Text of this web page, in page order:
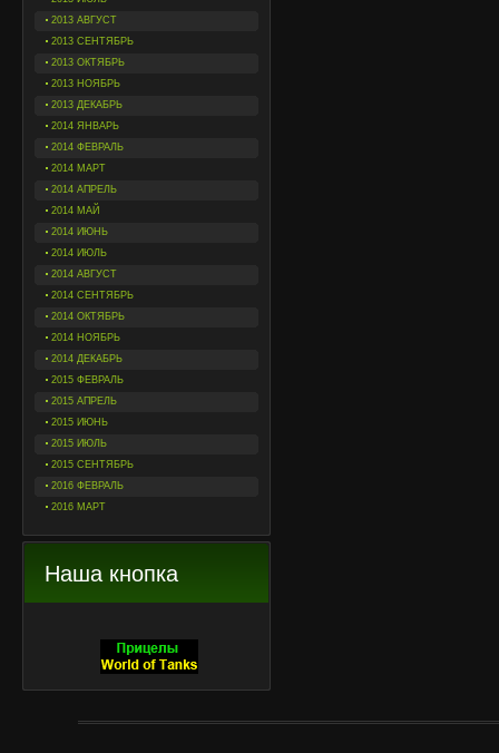
2013 АВГУСТ
2013 СЕНТЯБРЬ
2013 ОКТЯБРЬ
2013 НОЯБРЬ
2013 ДЕКАБРЬ
2014 ЯНВАРЬ
2014 ФЕВРАЛЬ
2014 МАРТ
2014 АПРЕЛЬ
2014 МАЙ
2014 ИЮНЬ
2014 ИЮЛЬ
2014 АВГУСТ
2014 СЕНТЯБРЬ
2014 ОКТЯБРЬ
2014 НОЯБРЬ
2014 ДЕКАБРЬ
2015 ФЕВРАЛЬ
2015 АПРЕЛЬ
2015 ИЮНЬ
2015 ИЮЛЬ
2015 СЕНТЯБРЬ
2016 ФЕВРАЛЬ
2016 МАРТ
Наша кнопка